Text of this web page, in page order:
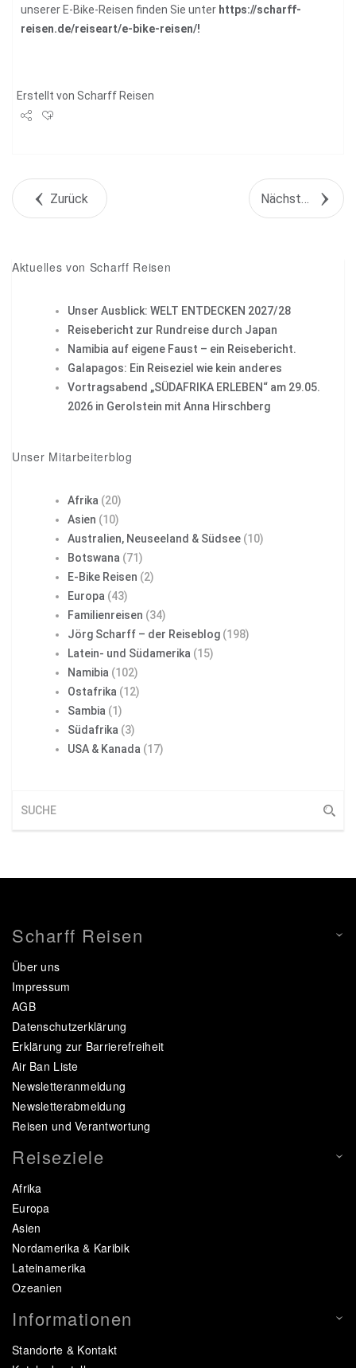
unserer E-Bike-Reisen finden Sie unter https://scharff-
reisen.de/reiseart/e-bike-reisen/!
Erstellt von Scharff Reisen
+1Zurück Nächstes Objekt
Aktuelles von Scharff Reisen
Unser Ausblick: WELT ENTDECKEN 2027/28
Reisebericht zur Rundreise durch Japan
Namibia auf eigene Faust – ein Reisebericht.
Galapagos: Ein Reiseziel wie kein anderes
Vortragsabend „SÜDAFRIKA ERLEBEN“ am 29.05.
2026 in Gerolstein mit Anna Hirschberg
Unser Mitarbeiterblog
Afrika (20)
Asien (10)
Australien, Neuseeland & Südsee (10)
Botswana (71)
E-Bike Reisen (2)
Europa (43)
Familienreisen (34)
Jörg Scharff – der Reiseblog (198)
Latein- und Südamerika (15)
Namibia (102)
Ostafrika (12)
Sambia (1)
Südafrika (3)
USA & Kanada (17)
Scharff Reisen
Über uns
Impressum
AGB
Datenschutzerklärung
Erklärung zur Barrierefreiheit
Air Ban Liste
Newsletteranmeldung
Newsletterabmeldung
Reisen und Verantwortung
Reiseziele
Afrika
Europa
Asien
Nordamerika & Karibik
Lateinamerika
Ozeanien
Informationen
Standorte & Kontakt